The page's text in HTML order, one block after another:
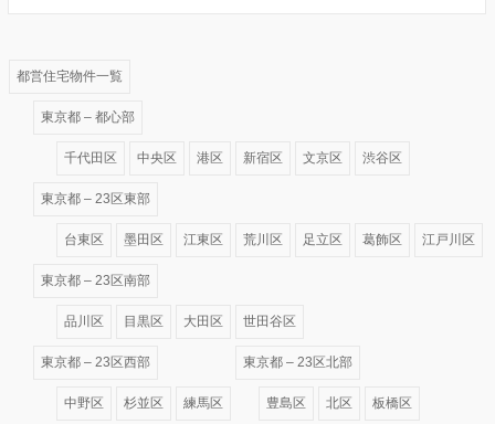
都営住宅物件一覧
東京都 – 都心部
千代田区 中央区 港区 新宿区 文京区 渋谷区
東京都 – 23区東部
台東区 墨田区 江東区 荒川区 足立区 葛飾区 江戸川区
東京都 – 23区南部
品川区 目黒区 大田区 世田谷区
東京都 – 23区西部
中野区 杉並区 練馬区
東京都 – 23区北部
豊島区 北区 板橋区